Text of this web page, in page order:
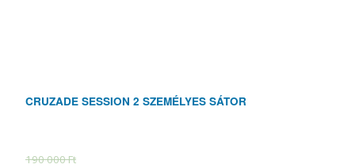
CRUZADE SESSION 2 SZEMÉLYES SÁTOR
190 000Ft